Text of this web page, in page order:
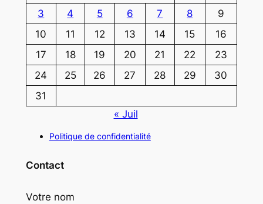
3
4 5 6 7 8
9
10
11 12 13 14 15
16
17
18 19 20 21 22
23
24
25 26 27 28 29
30
31
« Juil
Politique de confidentialité
Contact
Votre nom